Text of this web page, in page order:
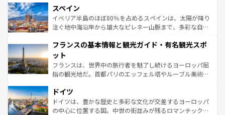
ろん、トスカーナの美しい田園風景やアマルフィ海岸の絶
景など、自然景観も見逃せない。観光の合間には、本場の
ピザやパスタなど、絶品のイタリア料理を堪能することも
ませてくれるイタリアで、忘れられない旅をしてみよう！
なお、新着のイタリア情報は
しい。
スペイン
イベリア半島のほぼ80％を占めるスペインは、太陽が降り
注ぐ地中海沿岸から雄大なピレネー山脈まで、多彩な自然
文化が根付くこの国では、情熱的なフラメンコ、熱気あふ
れる闘牛、そして美味しいタパスが生活の一部となってい
る。首都マドリードの洗練された雰囲気や、バルセロナの
アートに溢れた街角から、地方では古代ローマ遺跡や中世
せる。地方によって風土や気候が異なるスペインはその個
性で訪れる人を魅了する。 なお、新着のスペイン情報は コ
ンテンツ一覧を参照してほしい。
フランスの基本情報と観光ガイド・有名観光スポ
ット
フランスは、世界中の旅行者を魅了し続けるヨーロッパ屈
指の観光地だ。首都パリのエッフェル塔やルーブル美術館
で、幅広い魅力が詰まっている。華麗な宮殿、歴史的な大
聖堂、美しいビーチ、そして豊かな自然が、訪れる者を心
から魅了する。また、フランスは美食の国としても知ら
ドイツ
ドイツは、豊かな歴史と多彩な文化が交差するヨーロッパ
の中心に位置する国。中世の街並みが残るロマンチック街